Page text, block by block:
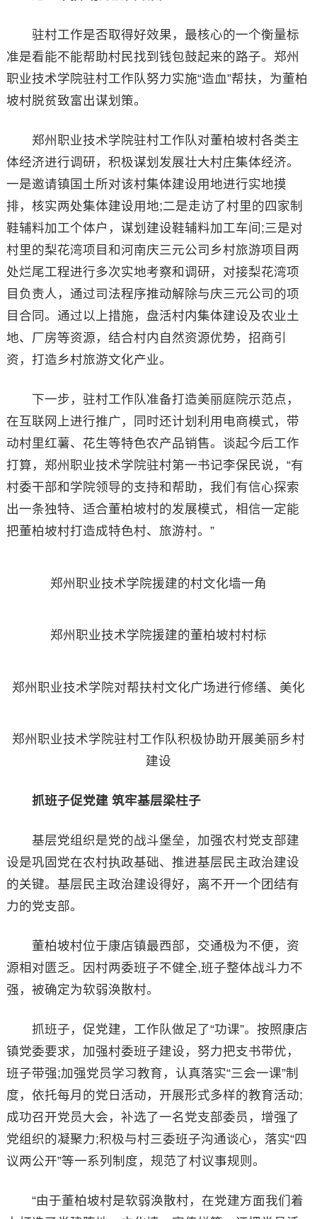
驻村工作是否取得好效果，最核心的一个衡量标
准是看能不能帮助村民找到钱包鼓起来的路子。郑州
职业技术学院驻村工作队努力实施“造血”帮扶，为董柏
坡村脱贫致富出谋划策。
郑州职业技术学院驻村工作队对董柏坡村各类主
体经济进行调研，积极谋划发展壮大村庄集体经济。
一是邀请镇国土所对该村集体建设用地进行实地摸
排，核实两处集体建设用地;二是走访了村里的四家制
鞋辅料加工个体户，谋划建设鞋辅料加工车间;三是对
村里的梨花湾项目和河南庆三元公司乡村旅游项目两
处烂尾工程进行多次实地考察和调研，对接梨花湾项
目负责人，通过司法程序推动解除与庆三元公司的项
目合同。通过以上措施，盘活村内集体建设及农业土
地、厂房等资源，结合村内自然资源优势，招商引
资，打造乡村旅游文化产业。
下一步，驻村工作队准备打造美丽庭院示范点，
在互联网上进行推广，同时还计划利用电商模式，带
动村里红薯、花生等特色农产品销售。谈起今后工作
打算，郑州职业技术学院驻村第一书记李保民说，“有
村委干部和学院领导的支持和帮助，我们有信心探索
出一条独特、适合董柏坡村的发展模式，相信一定能
把董柏坡村打造成特色村、旅游村。”
郑州职业技术学院援建的村文化墙一角
郑州职业技术学院援建的董柏坡村村标
郑州职业技术学院对帮扶村文化广场进行修缮、美化
郑州职业技术学院驻村工作队积极协助开展美丽乡村
建设
抓班子促党建 筑牢基层梁柱子
基层党组织是党的战斗堡垒，加强农村党支部建
设是巩固党在农村执政基础、推进基层民主政治建设
的关键。基层民主政治建设得好，离不开一个团结有
力的党支部。
董柏坡村位于康店镇最西部，交通极为不便，资
源相对匮乏。因村两委班子不健全,班子整体战斗力不
强，被确定为软弱涣散村。
抓班子，促党建，工作队做足了“功课”。按照康店
镇党委要求，加强村委班子建设，努力把支书带优，
班子带强;加强党员学习教育，认真落实“三会一课”制
度，依托每月的党日活动，开展形式多样的教育活动;
成功召开党员大会，补选了一名党支部委员，增强了
党组织的凝聚力;积极与村三委班子沟通谈心，落实“四
议两公开”等一系列制度，规范了村议事规则。
“由于董柏坡村是软弱涣散村，在党建方面我们着